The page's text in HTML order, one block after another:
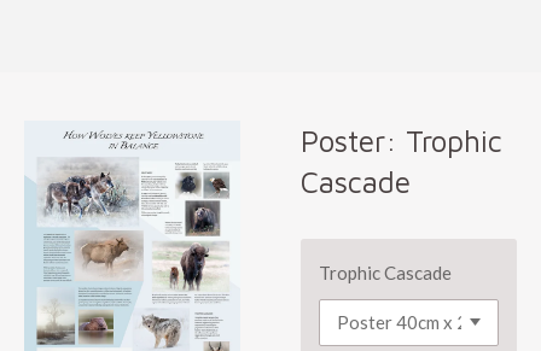
Poster: Trophic
Cascade
Trophic Cascade